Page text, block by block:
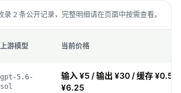
录 2 条公开记录，完整明细请在页面中按需查看。
上游模型 当前价格
gpt-5.6-
sol
输入 ¥5 / 输出 ¥30 / 缓存 ¥0.5 /
¥6.25